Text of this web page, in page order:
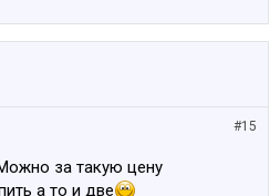
#15
за такую цену
а то и две